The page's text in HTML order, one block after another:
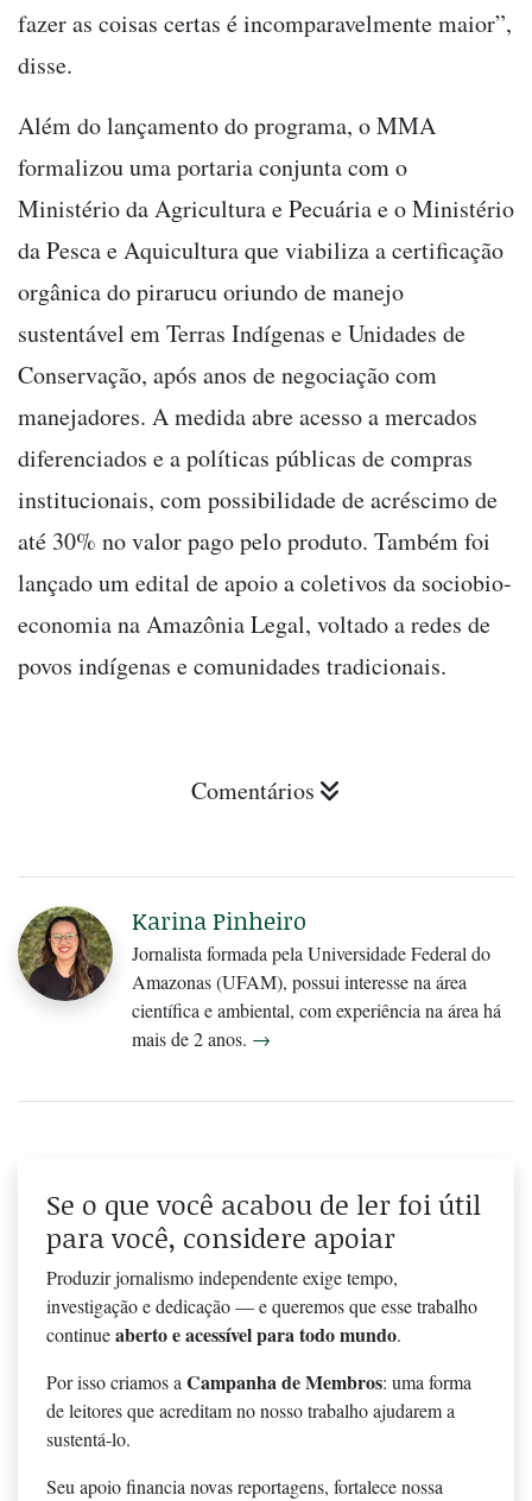
fazer as coisas certas é incomparavelmente maior”,
disse.
Além do lançamento do programa, o MMA
formalizou uma portaria conjunta com o
Ministério da Agricultura e Pecuária e o Ministério
da Pesca e Aquicultura que viabiliza a certificação
orgânica do pirarucu oriundo de manejo
sustentável em Terras Indígenas e Unidades de
Conservação, após anos de negociação com
manejadores. A medida abre acesso a mercados
diferenciados e a políticas públicas de compras
institucionais, com possibilidade de acréscimo de
até 30% no valor pago pelo produto. Também foi
lançado um edital de apoio a coletivos da sociobio-
economia na Amazônia Legal, voltado a redes de
povos indígenas e comunidades tradicionais.
Comentários
Karina Pinheiro
Jornalista formada pela Universidade Federal do
Amazonas (UFAM), possui interesse na área
científica e ambiental, com experiência na área há
mais de 2 anos. →
Se o que você acabou de ler foi útil
para você, considere apoiar
Produzir jornalismo independente exige tempo,
investigação e dedicação — e queremos que esse trabalho
continueaberto e acessível para todo mundo.
Por isso criamos a Campanha de Membros: uma forma
de leitores que acreditam no nosso trabalho ajudarem a
sustentá-lo.
Seu apoio financia novas reportagens, fortalece nossa